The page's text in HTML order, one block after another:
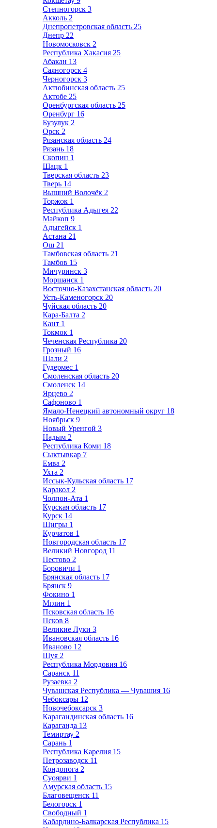
Степногорск 3
Акколь 2
Днепропетровская область 25
Днепр 22
Новомосковск 2
Республика Хакасия 25
Абакан 13
Саяногорск 4
Черногорск 3
Актюбинская область 25
Актобе 25
Оренбургская область 25
Оренбург 16
Бузулук 2
Орск 2
Рязанская область 24
Рязань 18
Скопин 1
Шацк 1
Тверская область 23
Тверь 14
Вышний Волочёк 2
Торжок 1
Республика Адыгея 22
Майкоп 9
Адыгейск 1
Астана 21
Ош 21
Тамбовская область 21
Тамбов 15
Мичуринск 3
Моршанск 1
Восточно-Казахстанская область 20
Усть-Каменогорск 20
Чуйская область 20
Кара-Балта 2
Кант 1
Токмок 1
Чеченская Республика 20
Грозный 16
Шали 2
Гудермес 1
Смоленская область 20
Смоленск 14
Ярцево 2
Сафоново 1
Ямало-Ненецкий автономный округ 18
Ноябрьск 9
Новый Уренгой 3
Надым 2
Республика Коми 18
Сыктывкар 7
Емва 2
Ухта 2
Иссык-Кульская область 17
Каракол 2
Чолпон-Ата 1
Курская область 17
Курск 14
Щигры 1
Курчатов 1
Новгородская область 17
Великий Новгород 11
Пестово 2
Боровичи 1
Брянская область 17
Брянск 9
Фокино 1
Мглин 1
Псковская область 16
Псков 8
Великие Луки 3
Ивановская область 16
Иваново 12
Шуя 2
Республика Мордовия 16
Саранск 11
Рузаевка 2
Чувашская Республика — Чувашия 16
Чебоксары 12
Новочебоксарск 3
Карагандинская область 16
Караганда 13
Темиртау 2
Сарань 1
Республика Карелия 15
Петрозаводск 11
Кондопога 2
Суоярви 1
Амурская область 15
Благовещенск 11
Белогорск 1
Свободный 1
Кабардино-Балкарская Республика 15